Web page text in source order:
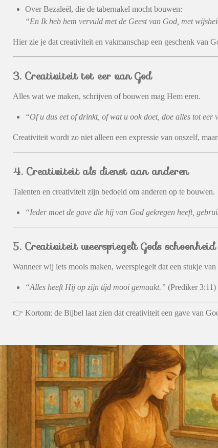
Over Bezaleël, die de tabernakel mocht bouwen:
“En Ik heb hem vervuld met de Geest van God, met
Hier zie je dat creativiteit en vakmanschap een geschenk van
3. Creativiteit tot eer van God
Alles wat we maken, schrijven of bouwen mag Hem eren.
“Of u dus eet of drinkt, of wat u ook doet, doe alles tot eer
Creativiteit wordt zo niet alleen een expressie van onszelf,
4. Creativiteit als dienst aan anderen
Talenten en creativiteit zijn bedoeld om anderen op te bouwen.
“Ieder moet de gave die hij van God gekregen heeft,
5. Creativiteit weerspiegelt Gods schoonheid
Wanneer wij iets moois maken, weerspiegelt dat een stukje
“Alles heeft Hij op zijn tijd mooi gemaakt.” (Prediker 3:11)
👉 Kortom: de Bijbel laat zien dat creativiteit een gave van